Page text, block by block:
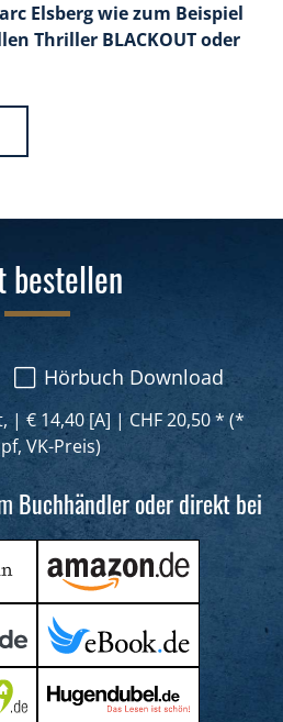
Elsberg wie zum Beispiel
Thriller BLACKOUT oder
bestellen
Hörbuch Download
| € 14,40 [A] | CHF 20,50 * (*
VK-Preis)
Buchhändler oder direkt bei